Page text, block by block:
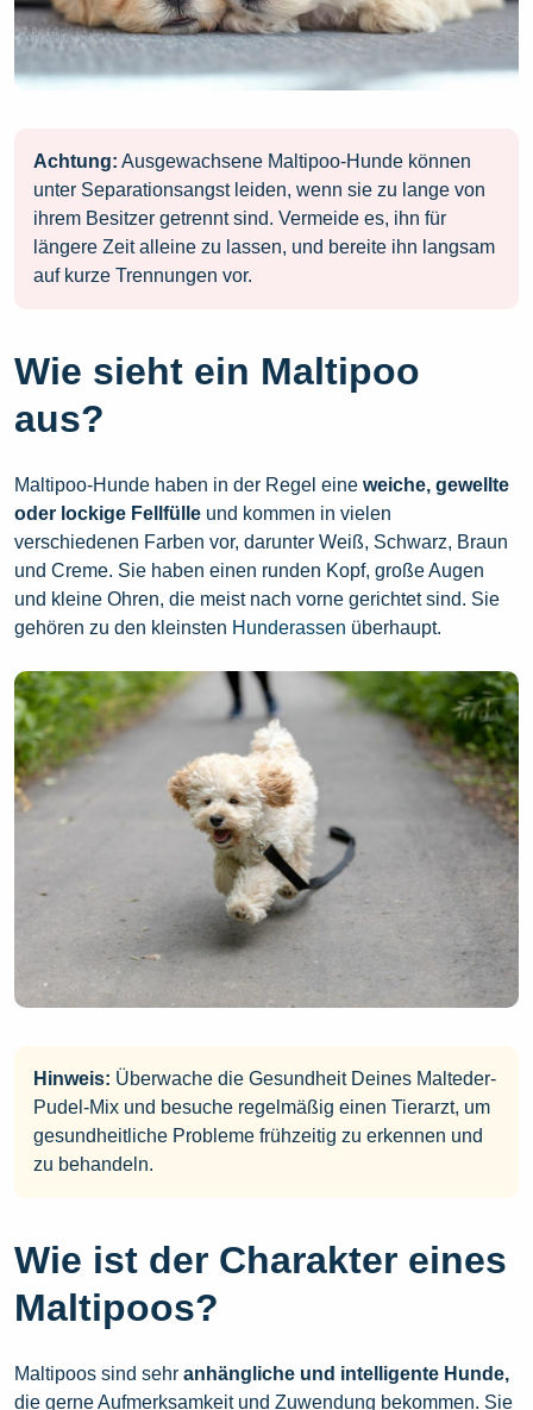
Achtung: Ausgewachsene Maltipoo-Hunde können
unter Separationsangst leiden, wenn sie zu lange von
ihrem Besitzer getrennt sind. Vermeide es, ihn für
längere Zeit alleine zu lassen, und bereite ihn langsam
auf kurze Trennungen vor.
Wie sieht ein Maltipoo
aus?
Maltipoo-Hunde haben in der Regel eine weiche, gewellte
oder lockige Fellfülle und kommen in vielen
verschiedenen Farben vor, darunter Weiß, Schwarz, Braun
und Creme. Sie haben einen runden Kopf, große Augen
und kleine Ohren, die meist nach vorne gerichtet sind. Sie
gehören zu den kleinsten Hunderassen überhaupt.
Hinweis: Überwache die Gesundheit Deines Malteder-
Pudel-Mix und besuche regelmäßig einen Tierarzt, um
gesundheitliche Probleme frühzeitig zu erkennen und
zu behandeln.
Wie ist der Charakter eines
Maltipoos?
Maltipoos sind sehr anhängliche und intelligente Hunde,
die gerne Aufmerksamkeit und Zuwendung bekommen. Sie